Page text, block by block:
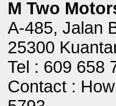
M Two
A-485, Jalan
25300
Tel : 609 658
Contact :